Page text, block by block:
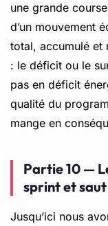
une grande
d’un mouvement
total, accumulé et
: le déficit ou le
pas en déficit
qualité du
mange en
Partie 10 —
sprint et saut
Jusqu’ici nous